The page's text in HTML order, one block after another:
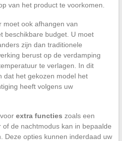
van het product te voorkomen.
moet ook afhangen van
beschikbare budget. U moet
zijn dan traditionele
berust op de verdamping
te verlagen. In dit
dat het gekozen model het
heeft volgens uw
extra functies zoals een
de nachtmodus kan in bepaalde
Deze opties kunnen inderdaad uw